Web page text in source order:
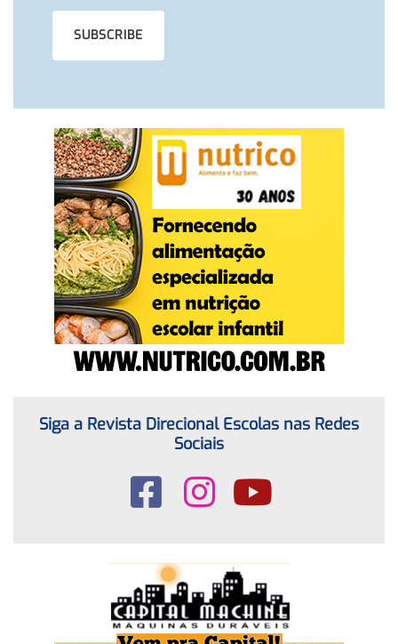
Siga a Revista Direcional Escolas nas Redes
Sociais